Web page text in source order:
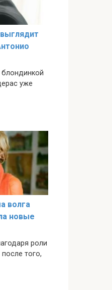
уже
волга
новые
роли
после того,